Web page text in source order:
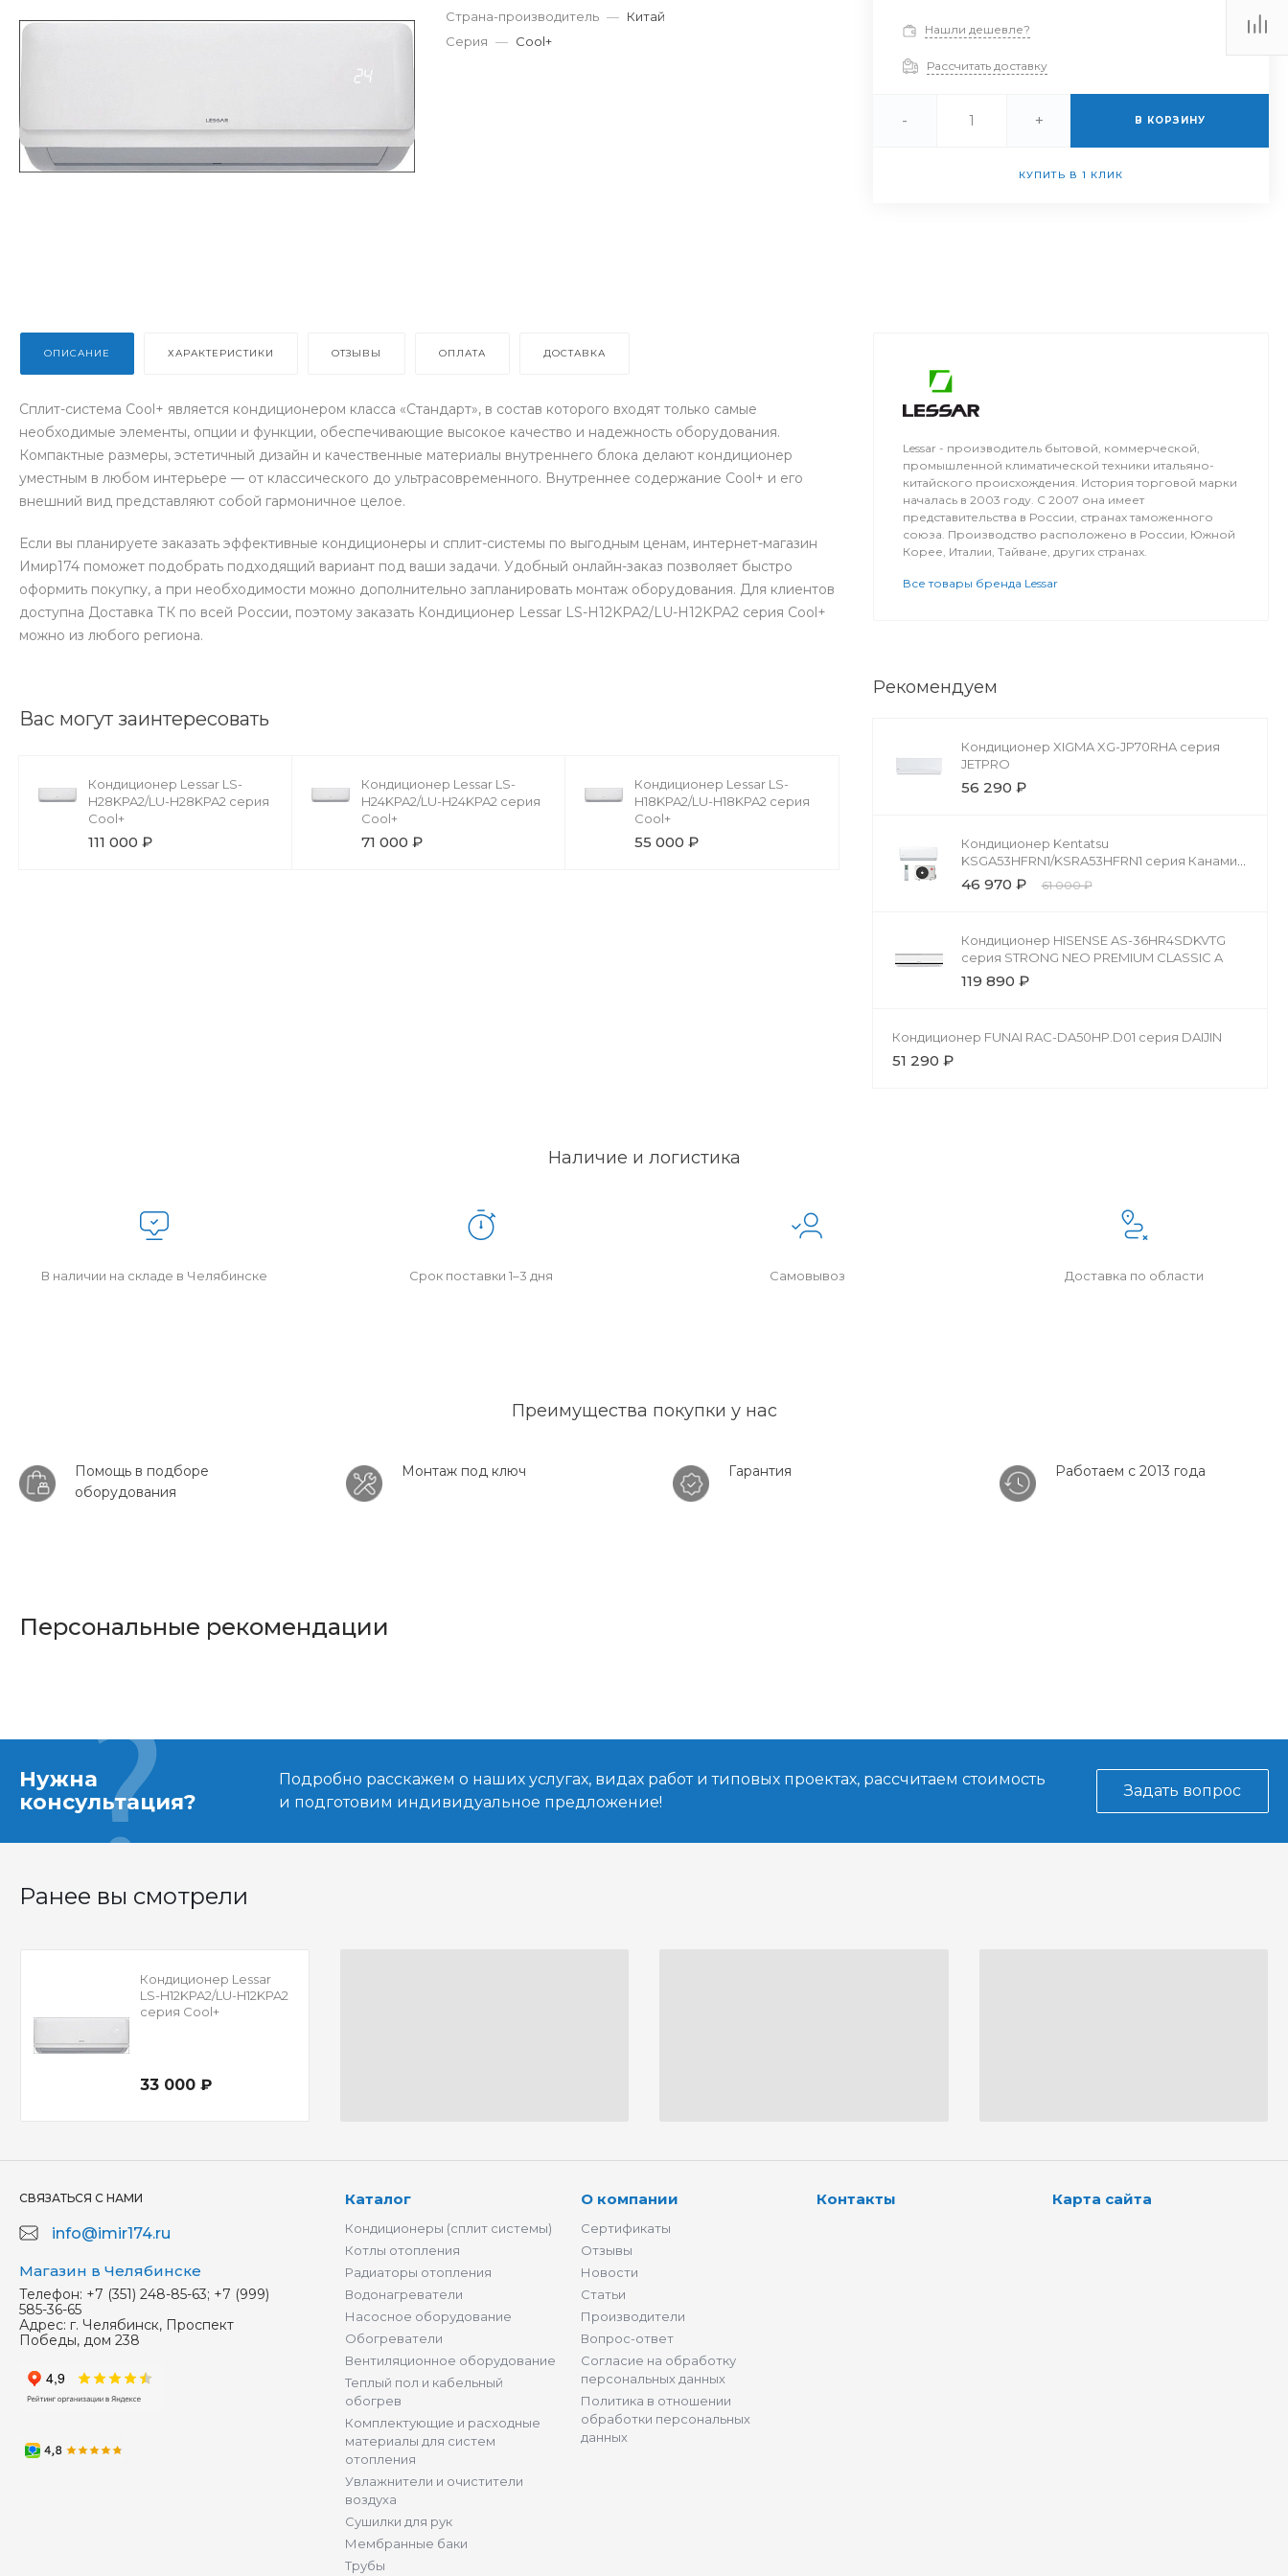
Страна-производитель — Китай
Серия — Cool+
Нашли дешевле?
Рассчитать доставку
- + В КОРЗИНУ
КУПИТЬ В 1 КЛИК
ОПИСАНИЕ ХАРАКТЕРИСТИКИ ОТЗЫВЫ ОПЛАТА ДОСТАВКА
Сплит-система Cool+ является кондиционером класса «Стандарт», в состав которого входят только самые
необходимые элементы, опции и функции, обеспечивающие высокое качество и надежность оборудования.
Компактные размеры, эстетичный дизайн и качественные материалы внутреннего блока делают кондиционер
уместным в любом интерьере — от классического до ультрасовременного. Внутреннее содержание Cool+ и его
внешний вид представляют собой гармоничное целое.
Если вы планируете заказать эффективные кондиционеры и сплит-системы по выгодным ценам, интернет-магазин
Имир174 поможет подобрать подходящий вариант под ваши задачи. Удобный онлайн-заказ позволяет быстро
оформить покупку, а при необходимости можно дополнительно запланировать монтаж оборудования. Для клиентов
доступна Доставка ТК по всей России, поэтому заказать Кондиционер Lessar LS-H12KPA2/LU-H12KPA2 серия Cool+
можно из любого региона.
Вас могут заинтересовать
Кондиционер Lessar LS-
H28KPA2/LU-H28KPA2 серия
Cool+
111 000 ₽
Кондиционер Lessar LS-
H24KPA2/LU-H24KPA2 серия
Cool+
71 000 ₽
Кондиционер Lessar LS-
H18KPA2/LU-H18KPA2 серия
Cool+
55 000 ₽
Lessar - производитель бытовой, коммерческой,
промышленной климатической техники итальяно-
китайского происхождения. История торговой марки
началась в 2003 году. С 2007 она имеет
представительства в России, странах таможенного
союза. Производство расположено в России, Южной
Корее, Италии, Тайване, других странах.
Все товары бренда Lessar
Рекомендуем
Кондиционер XIGMA XG-JP70RHA серия
JETPRO
56 290 ₽
Кондиционер Kentatsu
KSGA53HFRN1/KSRA53HFRN1 серия Канами
R32 (Kanami R32)
46 970 ₽ 61 000 ₽
Кондиционер HISENSE AS-36HR4SDKVTG
серия STRONG NEO PREMIUM CLASSIC A
119 890 ₽
Кондиционер FUNAI RAC-DA50HP.D01 серия DAIJIN
51 290 ₽
Наличие и логистика
В наличии на складе в Челябинске Срок поставки 1–3 дня Самовывоз Доставка по области
Преимущества покупки у нас
Помощь в подборе
оборудования
Монтаж под ключ Гарантия Работаем с 2013 года
Персональные рекомендации
Нужна
консультация?
Подробно расскажем о наших услугах, видах работ и типовых проектах, рассчитаем стоимость
и подготовим индивидуальное предложение!
Задать вопрос
Ранее вы смотрели
Кондиционер Lessar
LS-H12KPA2/LU-H12KPA2
серия Cool+
33 000 ₽
СВЯЗАТЬСЯ С НАМИ
info@imir174.ru
Магазин в Челябинске
Телефон: +7 (351) 248-85-63; +7 (999)
585-36-65
Адрес: г. Челябинск, Проспект
Победы, дом 238
Каталог
Кондиционеры (сплит системы)
Котлы отопления
Радиаторы отопления
Водонагреватели
Насосное оборудование
Обогреватели
Вентиляционное оборудование
Теплый пол и кабельный
обогрев
Комплектующие и расходные
материалы для систем
отопления
Увлажнители и очистители
воздуха
Сушилки для рук
Мембранные баки
Трубы
О компании
Сертификаты
Отзывы
Новости
Статьи
Производители
Вопрос-ответ
Согласие на обработку
персональных данных
Политика в отношении
обработки персональных
данных
Контакты Карта сайта